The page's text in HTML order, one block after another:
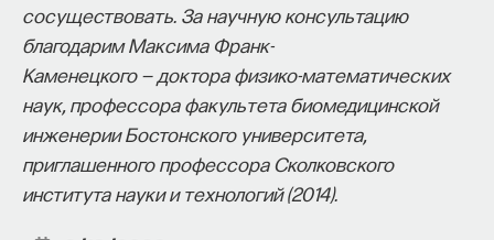
сосуществовать. За научную консультацию
благодарим Максима Франк-
Каменецкого — доктора физико-математических
наук, профессора факультета биомедицинской
инженерии Бостонского университета,
приглашенного профессора Сколковского
института науки и технологий (2014).
Заполнить анкету кандидата
Посмотреть текущие вакансии
Образование работает дольше,
чем кажется
«Тема кажется простой: мы определяем цели,